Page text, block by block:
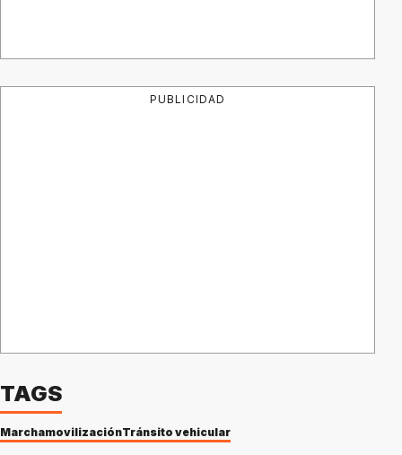
PUBLICIDAD
TAGS
MarchamovilizaciónTránsito vehicular